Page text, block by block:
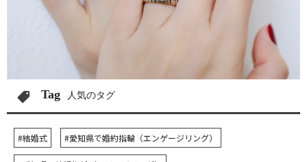
Tag 人気のタグ
#結婚式 #愛知県で婚約指輪（エンゲージリング）